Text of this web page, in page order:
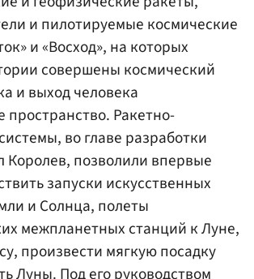
и пилотируемые космические
и «Восход», на которых
совершены космический
и выход человека
пространство. Ракетно-
во главе разработки
Королев, позволили впервые
запуски искусственных
и Солнца, полеты
межпланетных станций к Луне,
произвести мягкую посадку
Луны. Под его руководством